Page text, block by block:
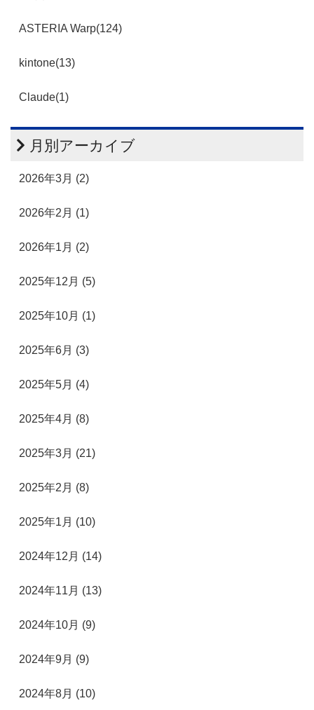
ASTERIA Warp(124)
kintone(13)
Claude(1)
月別アーカイブ
2026年3月 (2)
2026年2月 (1)
2026年1月 (2)
2025年12月 (5)
2025年10月 (1)
2025年6月 (3)
2025年5月 (4)
2025年4月 (8)
2025年3月 (21)
2025年2月 (8)
2025年1月 (10)
2024年12月 (14)
2024年11月 (13)
2024年10月 (9)
2024年9月 (9)
2024年8月 (10)